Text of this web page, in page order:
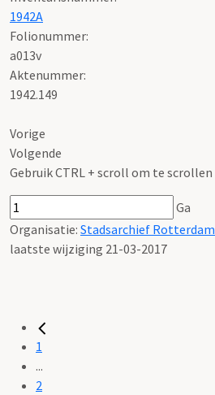
1942A
Folionummer:
a013v
Aktenummer:
1942.149
Vorige
Volgende
Gebruik CTRL + scroll om te scrollen
Ga
Organisatie: Stadsarchief Rotterdam
laatste wijziging 21-03-2017
1
...
2